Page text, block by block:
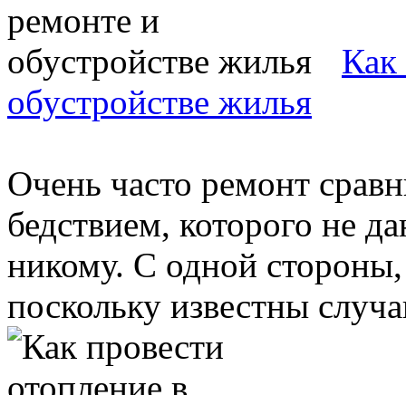
Как
обустройстве жилья
Очень часто ремонт
бедствием, которого не
никому. С одной стороны,
поскольку известны